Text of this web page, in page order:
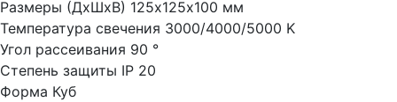
Размеры (ДхШхВ) 125х125х100 мм
Температура свечения 3000/4000/5000 K
Угол рассеивания 90 °
Степень защиты IP 20
Форма Куб